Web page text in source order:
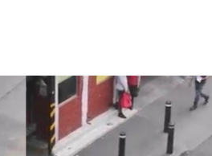
de agosto: Sheinbaum
julio 17, 2026